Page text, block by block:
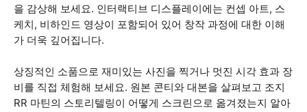
을 감상해 보세요. 인터랙티브 디스플레이에는 컨셉 아트, 스
케치, 비하인드 영상이 포함되어 있어 창작 과정에 대한 이해
가 더욱 깊어집니다.
상징적인 소품으로 재미있는 사진을 찍거나 멋진 시각 효과 장
비를 직접 체험해 보세요. 원본 콘티와 대본을 살펴보고 조지
RR 마틴의 스토리텔링이 어떻게 스크린으로 옮겨졌는지 알아